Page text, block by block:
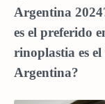
Argentina
es el preferido
rinoplastia es
Argentina?